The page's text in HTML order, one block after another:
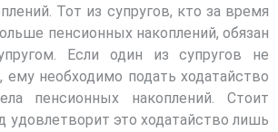
Тот из супругов, кто за время
пенсионных накоплений, обязан
Если один из супругов не
ему необходимо подать ходатайство
пенсионных накоплений. Стоит
удовлетворит это ходатайство лишь